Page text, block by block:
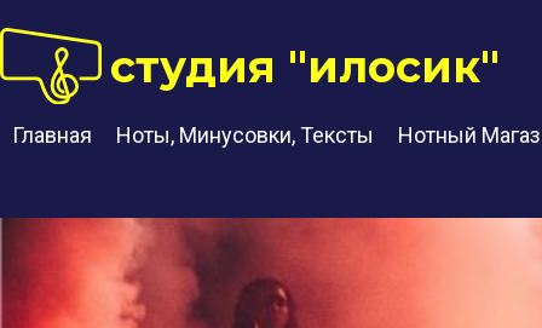
Главная Ноты, Минусовки, Тексты Нотный
студия "илосик"